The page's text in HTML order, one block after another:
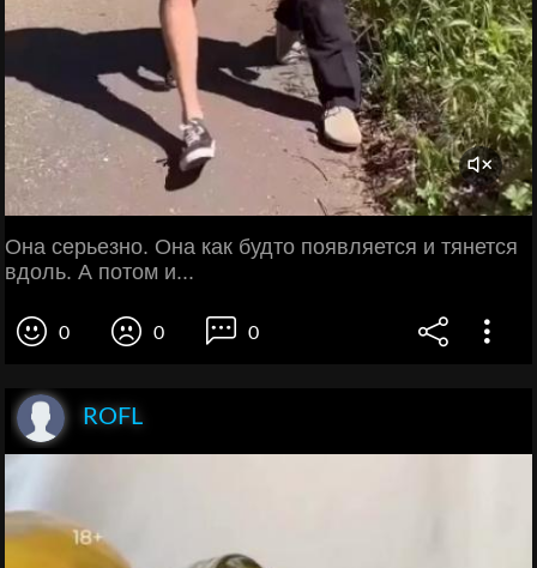
Она серьезно. Она как будто появляется и тянется
вдоль. А потом и...
0 0 0
ROFL